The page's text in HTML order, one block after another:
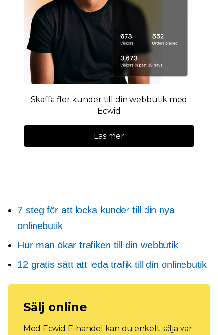
Skaffa fler kunder till din webbutik med
Ecwid
Läs mer
7 steg för att locka kunder till din nya
onlinebutik
Hur man ökar trafiken till din webbutik
12 gratis sätt att leda trafik till din onlinebutik
Sälj online
Med Ecwid E-handel kan du enkelt sälja var